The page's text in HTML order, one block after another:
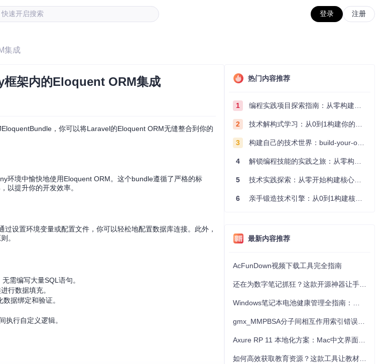
快速开启搜索 登录 注册
集成
架内的Eloquent ORM集成
，你可以将Laravel的Eloquent ORM无缝整合到你的
环境中愉快地使用Eloquent ORM。这个bundle遵循了严格的标
以提升你的开发效率。
设置环境变量或配置文件，你可以轻松地配置数据库连接。此外，
。
需编写大量SQL语句。
行数据填充。
据绑定和验证。
执行自定义逻辑。
热门内容推荐
1 编程实践项目探索指南：从零构建技术能力体系
2 技术解构式学习：从0到1构建你的编程知识体系
3 构建自己的技术世界：build-your-own-x项目的实践探索指南
4 解锁编程技能的实践之旅：从零构建你的技术世界
5 技术实践探索：从零开始构建核心系统的实践指南
6 亲手锻造技术引擎：从0到1构建核心系统的实践指南
最新内容推荐
AcFunDown视频下载工具完全指南